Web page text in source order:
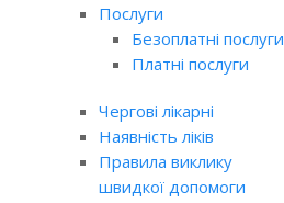
Послуги
Безоплатні послуги
Платні послуги
Чергові лікарні
Наявність ліків
Правила виклику
швидкої допомоги